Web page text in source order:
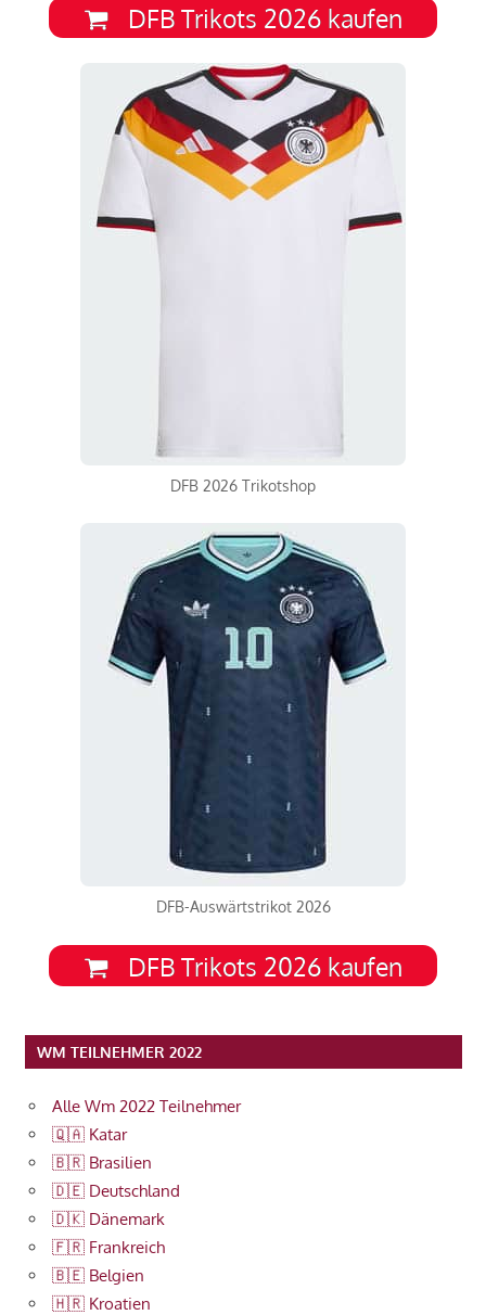
DFB Trikots 2026 kaufen
DFB 2026 Trikotshop
DFB-Auswärtstrikot 2026
DFB Trikots 2026 kaufen
WM TEILNEHMER 2022
Alle Wm 2022 Teilnehmer
🇶🇦 Katar
🇧🇷 Brasilien
🇩🇪 Deutschland
🇩🇰 Dänemark
🇫🇷 Frankreich
🇧🇪 Belgien
🇭🇷 Kroatien